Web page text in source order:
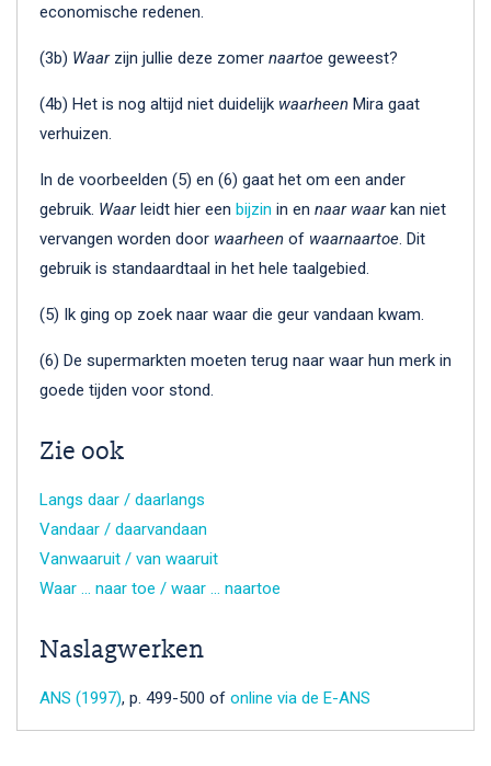
economische redenen.
(3b) Waarzijn jullie deze zomer naartoe geweest?
(4b) Het is nog altijd niet duidelijk waarheen Mira gaat
verhuizen.
In de voorbeelden (5) en (6) gaat het om een ander
gebruik. Waarleidt hier een bijzin in en naar waarkan niet
vervangen worden door waarheen of waarnaartoe. Dit
gebruik is standaardtaal in het hele taalgebied.
(5) Ik ging op zoek naar waar die geur vandaan kwam.
(6) De supermarkten moeten terug naar waar hun merk in
goede tijden voor stond.
Zie ook
Langs daar / daarlangs
Vandaar / daarvandaan
Vanwaaruit / van waaruit
Waar … naar toe / waar … naartoe
Naslagwerken
ANS (1997), p. 499-500 of online via de E-ANS